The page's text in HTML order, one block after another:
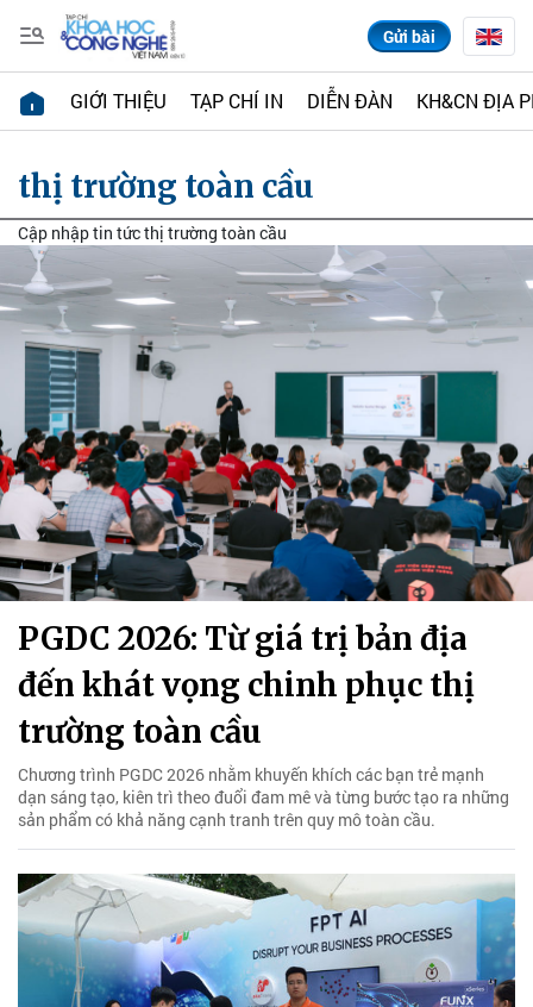
Gửi bài
GIỚI THIỆU TẠP CHÍ IN DIỄN ĐÀN KH&CN ĐỊA
thị trường toàn cầu
Cập nhập tin tức thị trường toàn cầu
PGDC 2026: Từ giá trị bản địa
đến khát vọng chinh phục thị
trường toàn cầu
Chương trình PGDC 2026 nhằm khuyến khích các bạn trẻ mạnh
dạn sáng tạo, kiên trì theo đuổi đam mê và từng bước tạo ra những
sản phẩm có khả năng cạnh tranh trên quy mô toàn cầu.